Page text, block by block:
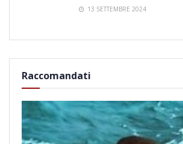
13 SETTEMBRE 2024
Raccomandati